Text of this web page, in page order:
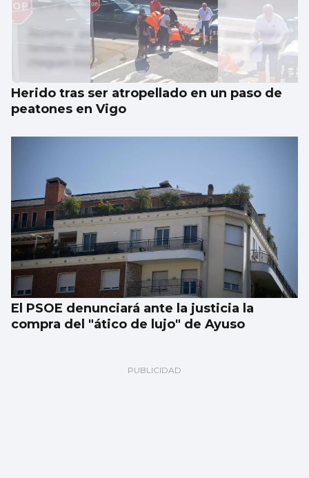
Herido tras ser atropellado en un paso de
peatones en Vigo
El PSOE denunciará ante la justicia la
compra del "ático de lujo" de Ayuso